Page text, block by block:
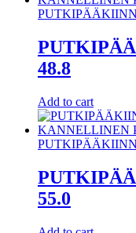
48.8
Add to cart
55.0